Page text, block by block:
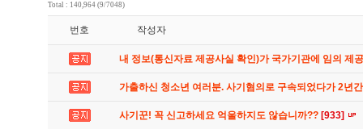
Total : 140,964 (9/7048)
번호 작성자
내 정보(통신자료 제공사실 확인)가 국가기관에 임의 제
가출하신 청소년 여러분. 사기혐의로 구속되었다가 2년
사기꾼! 꼭 신고하세요 억울하지도 않습니까?? [933]